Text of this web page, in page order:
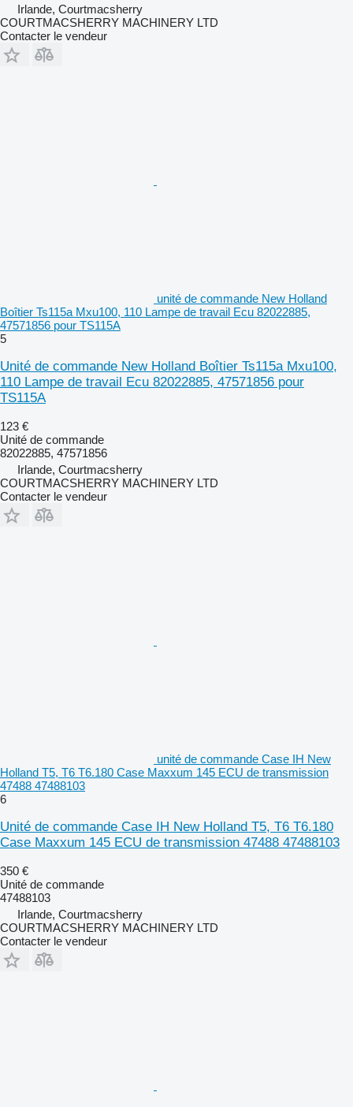
Irlande, Courtmacsherry
COURTMACSHERRY MACHINERY LTD
Contacter le vendeur
unité de commande New Holland
Boîtier Ts115a Mxu100, 110 Lampe de travail Ecu 82022885,
47571856 pour TS115A
5
Unité de commande New Holland Boîtier Ts115a Mxu100,
110 Lampe de travail Ecu 82022885, 47571856 pour
TS115A
123 €
Unité de commande
82022885, 47571856
Irlande, Courtmacsherry
COURTMACSHERRY MACHINERY LTD
Contacter le vendeur
unité de commande Case IH New
Holland T5, T6 T6.180 Case Maxxum 145 ECU de transmission
47488 47488103
6
Unité de commande Case IH New Holland T5, T6 T6.180
Case Maxxum 145 ECU de transmission 47488 47488103
350 €
Unité de commande
47488103
Irlande, Courtmacsherry
COURTMACSHERRY MACHINERY LTD
Contacter le vendeur